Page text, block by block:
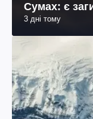
Сумах: є
3 дні тому